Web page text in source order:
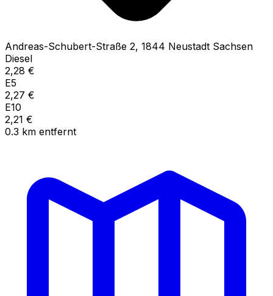
Andreas-Schubert-Straße 2, 1844 Neustadt Sachsen
Diesel
2,28 €
E5
2,27 €
E10
2,21 €
0.3 km entfernt